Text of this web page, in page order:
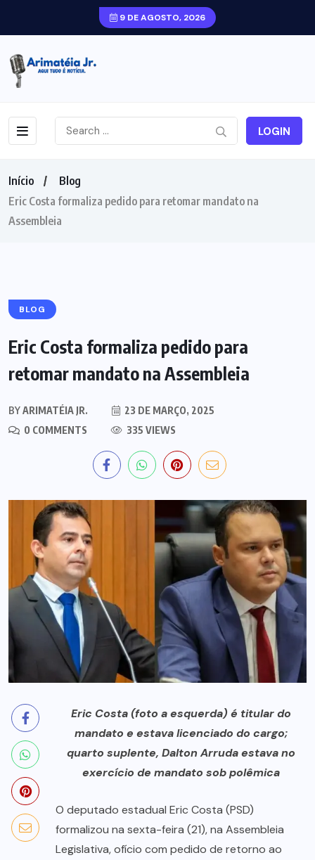
9 DE AGOSTO, 2026
LOGIN
Início
Blog
Eric Costa formaliza pedido para retomar mandato na
Assembleia
BLOG
Eric Costa formaliza pedido para
retomar mandato na Assembleia
BYARIMATÉIA JR.
23 DE MARÇO, 2025
0 COMMENTS
335 VIEWS
Eric Costa (foto a esquerda) é titular do
mandato e estava licenciado do cargo;
quarto suplente, Dalton Arruda estava no
exercício de mandato sob polêmica
O deputado estadual Eric Costa (PSD)
formalizou na sexta-feira (21), na Assembleia
Legislativa, ofício com pedido de retorno ao